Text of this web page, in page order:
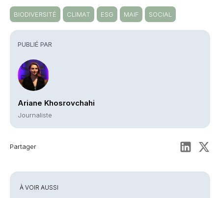
PUBLIÉ PAR
Ariane Khosrovchahi
Journaliste
Partager
BIODIVERSITÉ CLIMAT ESG MAIF SOCIAL
À VOIR AUSSI